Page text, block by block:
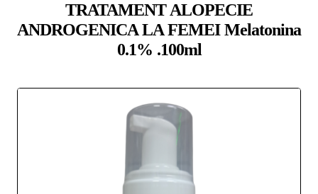
TRATAMENT ALOPECIE
ANDROGENICA LA FEMEI Melatonina
0.1% .100ml